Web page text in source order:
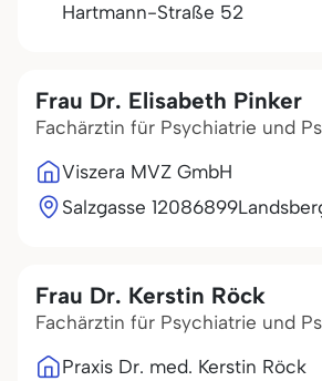
Hartmann-Straße 52
Frau Dr. Elisabeth Pinker
Fachärztin für Psychiatrie und
Viszera MVZ GmbH
Salzgasse 12086899
Frau Dr. Kerstin Röck
Fachärztin für Psychiatrie und
Praxis Dr. med. Kerstin Röck